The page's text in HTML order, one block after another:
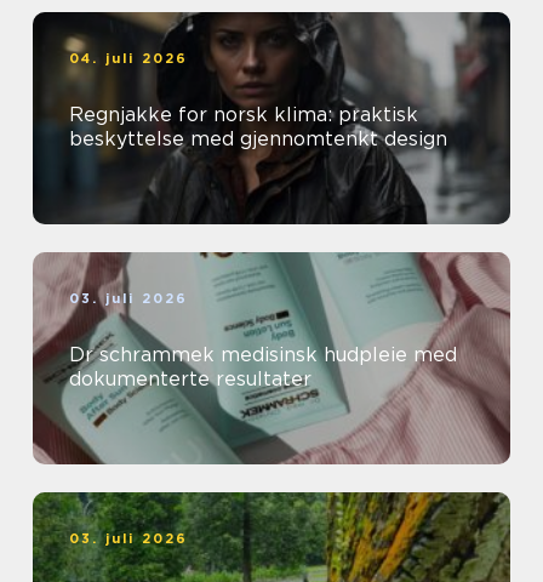
04. juli 2026
Regnjakke for norsk klima: praktisk
beskyttelse med gjennomtenkt design
03. juli 2026
Dr schrammek medisinsk hudpleie med
dokumenterte resultater
03. juli 2026